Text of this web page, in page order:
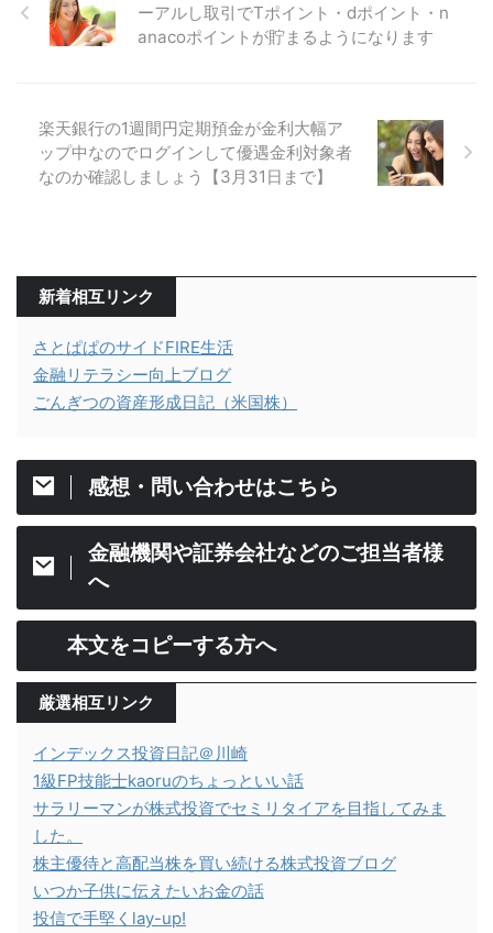
ーアルし取引でTポイント・dポイント・n
anacoポイントが貯まるようになります
楽天銀行の1週間円定期預金が金利大幅ア
ップ中なのでログインして優遇金利対象者
なのか確認しましょう【3月31日まで】
新着相互リンク
さとぱぱのサイドFIRE生活
金融リテラシー向上ブログ
ごんぎつの資産形成日記（米国株）
感想・問い合わせはこちら
金融機関や証券会社などのご担当者様
へ
本文をコピーする方へ
厳選相互リンク
インデックス投資日記＠川崎
1級FP技能士kaoruのちょっといい話
サラリーマンが株式投資でセミリタイアを目指してみま
した。
株主優待と高配当株を買い続ける株式投資ブログ
いつか子供に伝えたいお金の話
投信で手堅くlay-up!